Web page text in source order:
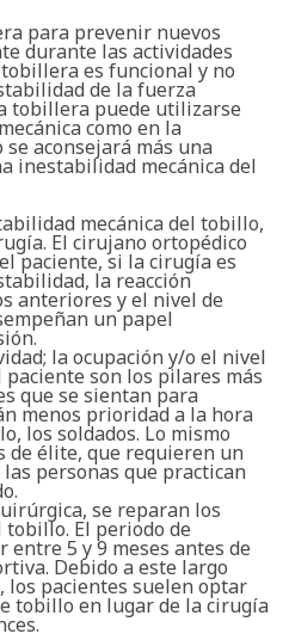
para prevenir nuevos
durante las actividades
es funcional y no
de la fuerza
tobillera puede utilizarse
como en la
aconsejará más una
inestabilidad mecánica del
mecánica del tobillo,
El cirujano ortopédico
paciente, si la cirugía es
la reacción
anteriores y el nivel de
un papel
la ocupación y/o el nivel
son los pilares más
que se sientan para
menos prioridad a la hora
los soldados. Lo mismo
de élite, que requieren un
personas que practican
se reparan los
El periodo de
5 y 9 meses antes de
Debido a este largo
pacientes suelen optar
tobillo en lugar de la cirugía